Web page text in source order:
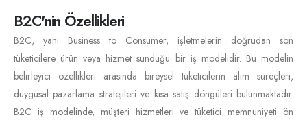
B2C'nin Özellikleri
B2C, yani Business to Consumer, işletmelerin doğrudan son
tüketicilere ürün veya hizmet sunduğu bir iş modelidir. Bu modelin
belirleyici özellikleri arasında bireysel tüketicilerin alım süreçleri,
duygusal pazarlama stratejileri ve kısa satış döngüleri bulunmaktadır.
B2C iş modelinde, müşteri hizmetleri ve tüketici memnuniyeti ön